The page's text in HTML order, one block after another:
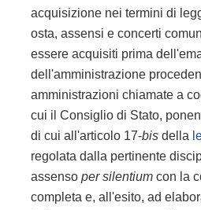
acquisizione nei termini di
osta, assensi e concerti
essere acquisiti prima
dell'amministrazione
amministrazioni chiamate a
cui il Consiglio di Stato,
di cui all'articolo 17-bis della
regolata dalla pertinente
assensoper silentium con la
completa e, all'esito, ad